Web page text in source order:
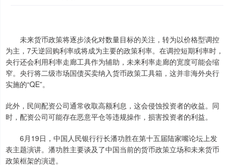
未来货币政策将逐步淡化对数量目标的关注，转为以价格型调控
为主，7天逆回购利率或将成为主要的政策利率。在调控短期利率时，
央行还会利用利率走廊工具作为辅助，未来利率走廊的宽度可能会缩
窄。央行将二级市场国债买卖纳入货币政策工具箱，这并非海外央行
实施的“QE”。
此外，民间配资公司通常收取高额利息，这会侵蚀投资者的收益。同
时，配资公司可能存在恶意平仓等违规操作，损害投资者的利益。
6月19日，中国人民银行行长潘功胜在第十五届陆家嘴论坛上发
表主题演讲。潘功胜主要谈及了中国当前的货币政策立场和未来货币
政策框架的演进。